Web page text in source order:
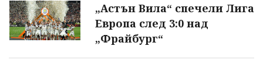
„Астън Вила“ спечели Лига
Европа след 3:0 над
„Фрайбург“